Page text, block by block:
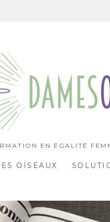
EN ÉGALITÉ
OISEAUX